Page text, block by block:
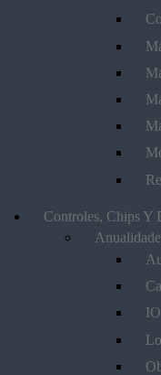
Controles, Chips Y